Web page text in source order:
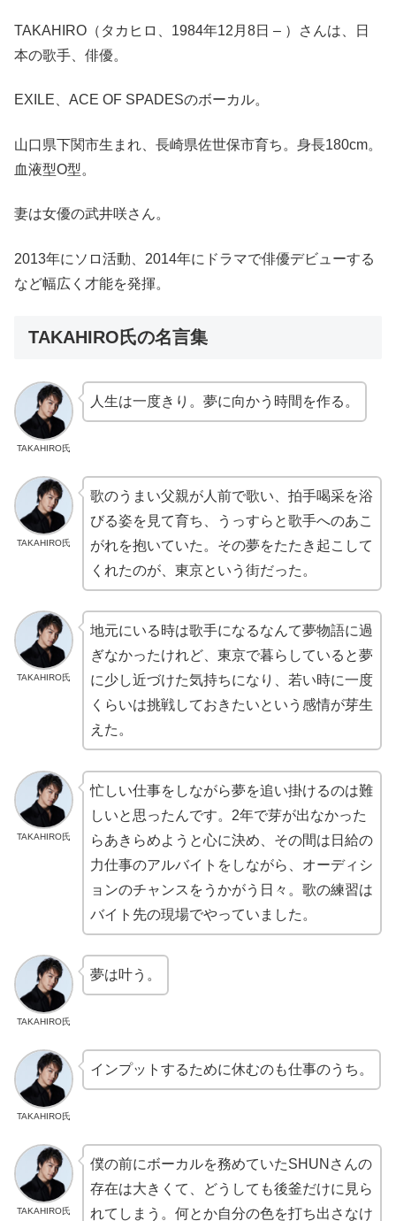
TAKAHIRO（タカヒロ、1984年12月8日 – ）さんは、日
本の歌手、俳優。
EXILE、ACE OF SPADESのボーカル。
山口県下関市生まれ、長崎県佐世保市育ち。身長180cm。
血液型O型。
妻は女優の武井咲さん。
2013年にソロ活動、2014年にドラマで俳優デビューする
など幅広く才能を発揮。
TAKAHIRO氏の名言集
TAKAHIRO氏
人生は一度きり。夢に向かう時間を作る。
TAKAHIRO氏
歌のうまい父親が人前で歌い、拍手喝采を浴
びる姿を見て育ち、うっすらと歌手へのあこ
がれを抱いていた。その夢をたたき起こして
くれたのが、東京という街だった。
TAKAHIRO氏
地元にいる時は歌手になるなんて夢物語に過
ぎなかったけれど、東京で暮らしていると夢
に少し近づけた気持ちになり、若い時に一度
くらいは挑戦しておきたいという感情が芽生
えた。
TAKAHIRO氏
忙しい仕事をしながら夢を追い掛けるのは難
しいと思ったんです。2年で芽が出なかった
らあきらめようと心に決め、その間は日給の
力仕事のアルバイトをしながら、オーディシ
ョンのチャンスをうかがう日々。歌の練習は
バイト先の現場でやっていました。
TAKAHIRO氏
夢は叶う。
TAKAHIRO氏
インプットするために休むのも仕事のうち。
TAKAHIRO氏
僕の前にボーカルを務めていたSHUNさんの
存在は大きくて、どうしても後釜だけに見ら
れてしまう。何とか自分の色を打ち出さなけ